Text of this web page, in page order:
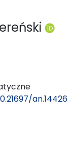
an.14426